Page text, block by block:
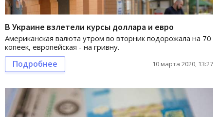
В Украине взлетели курсы доллара и евро
Американская валюта утром во вторник подорожала на 70
копеек, европейская - на гривну.
Подробнее 10 марта 2020, 13:27